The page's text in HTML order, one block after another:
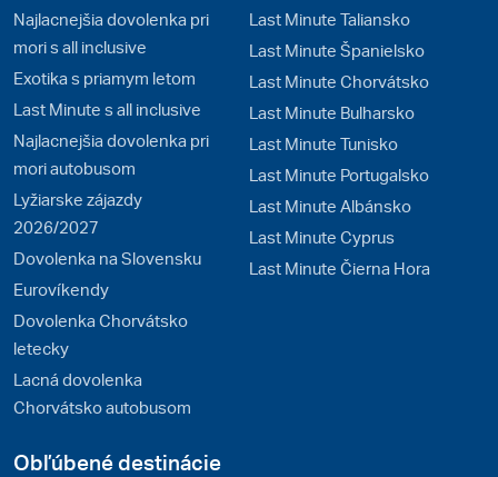
Najlacnejšia dovolenka pri
mori s all inclusive
Exotika s priamym letom
Last Minute s all inclusive
Najlacnejšia dovolenka pri
mori autobusom
Lyžiarske zájazdy
2026/2027
Dovolenka na Slovensku
Eurovíkendy
Dovolenka Chorvátsko
letecky
Lacná dovolenka
Chorvátsko autobusom
Last Minute Taliansko
Last Minute Španielsko
Last Minute Chorvátsko
Last Minute Bulharsko
Last Minute Tunisko
Last Minute Portugalsko
Last Minute Albánsko
Last Minute Cyprus
Last Minute Čierna Hora
Obľúbené destinácie